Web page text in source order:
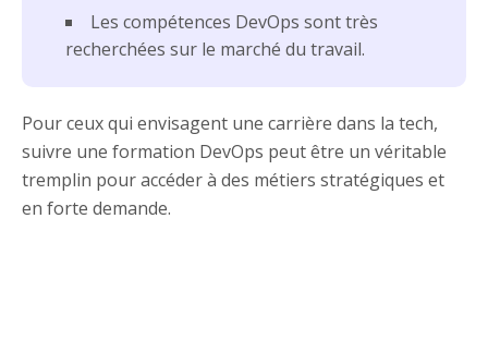
Les compétences DevOps sont très
recherchées sur le marché du travail.
Pour ceux qui envisagent une carrière dans la tech,
suivre une formation DevOps peut être un véritable
tremplin pour accéder à des métiers stratégiques et
en forte demande.